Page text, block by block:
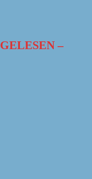
–